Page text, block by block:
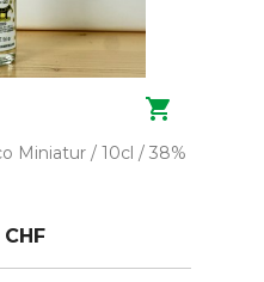

Miniatur / 10cl / 38%